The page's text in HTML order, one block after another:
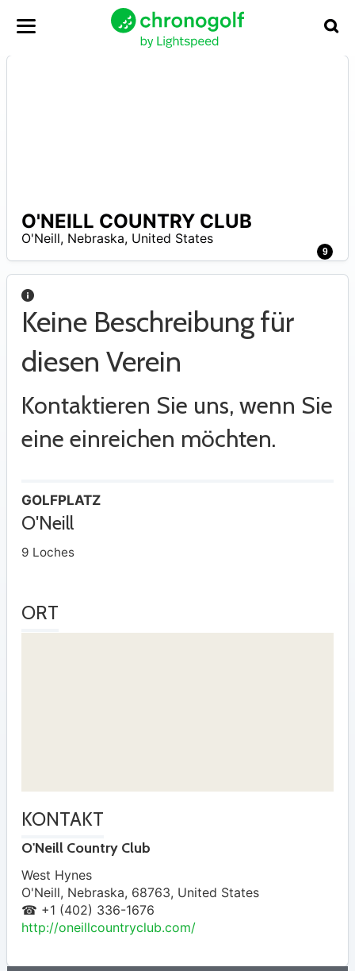
9
O'NEILL COUNTRY CLUB
O'Neill, Nebraska, United States
Keine Beschreibung für
diesen Verein
Kontaktieren Sie uns, wenn Sie
eine einreichen möchten.
GOLFPLATZ
O'Neill
9 Loches
ORT
KONTAKT
O'Neill Country Club
West Hynes
O'Neill, Nebraska, 68763, United States
☎ +1 (402) 336-1676
http://oneillcountryclub.com/